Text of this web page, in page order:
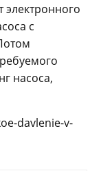
электронного
с
насоса,
davlenie-v-